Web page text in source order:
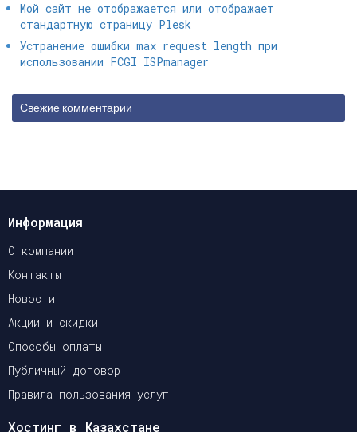
Мой сайт не отображается или отображает
стандартную страницу Plesk
Устранение ошибки max request length при
использовании FCGI ISPmanager
Свежие комментарии
Информация
О компании
Контакты
Новости
Акции и скидки
Способы оплаты
Публичный договор
Правила пользования услуг
Хостинг в Казахстане